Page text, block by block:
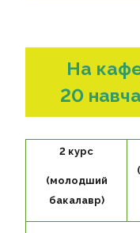
На
20
2 курс
(молодший
бакалавр)